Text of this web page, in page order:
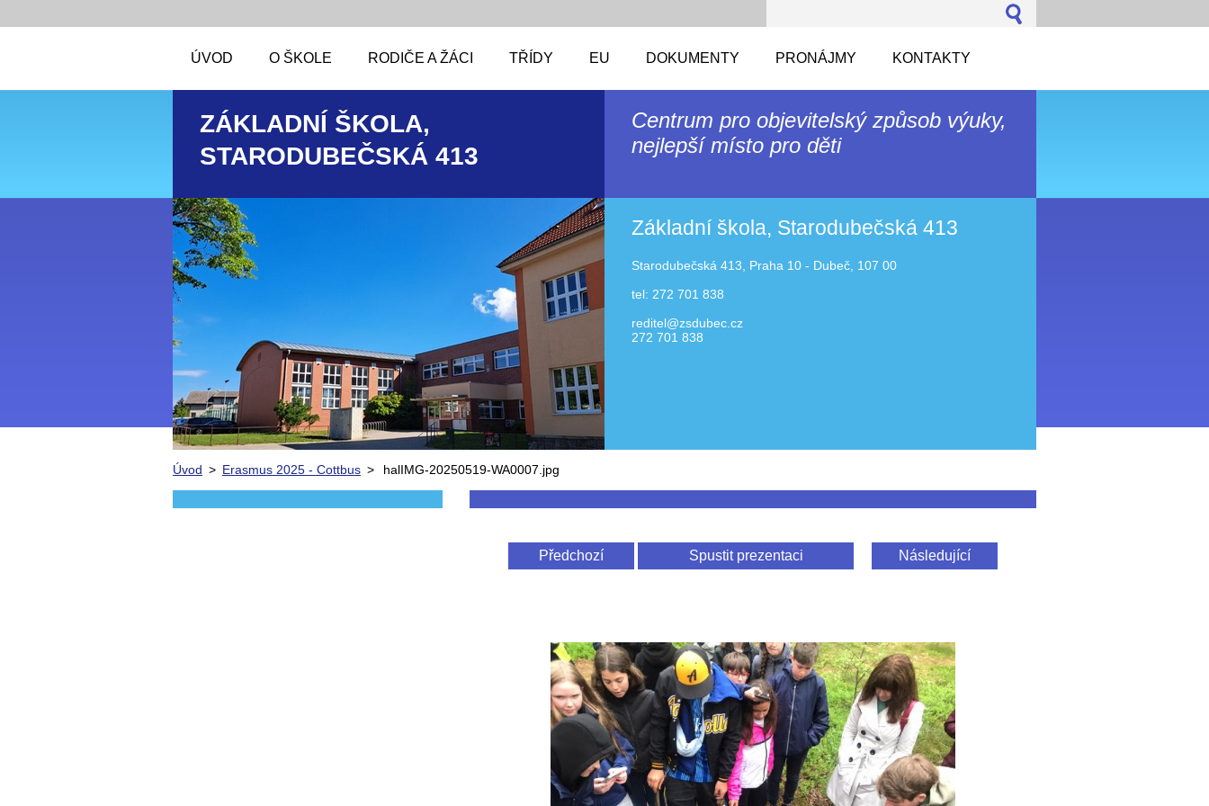
ÚVOD O ŠKOLE RODIČE A ŽÁCI TŘÍDY EU DOKUMENTY PRONÁJMY KONTAKTY
ZÁKLADNÍ ŠKOLA,
STARODUBEČSKÁ 413
Centrum pro objevitelský způsob výuky,
nejlepší místo pro děti
Základní škola, Starodubečská 413
Starodubečská 413, Praha 10 - Dubeč, 107 00
tel: 272 701 838
reditel@zsdubec.cz
272 701 838
Úvod > Erasmus 2025 - Cottbus > halIMG-20250519-WA0007.jpg
Předchozí Spustit prezentaci Následující